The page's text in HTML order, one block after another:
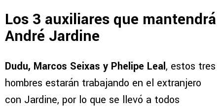
Los 3 auxiliares que mantendrá
André Jardine
Dudu, Marcos Seixas y Phelipe Leal, estos tres
hombres estarán trabajando en el extranjero
con Jardine, por lo que se llevó a todos